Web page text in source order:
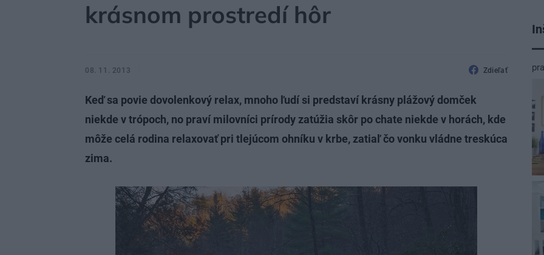
krásnom prostredí hôr
08. 11. 2013 Zdieľať
Keď sa povie dovolenkový relax, mnoho ľudí si predstaví krásny plážový domček
niekde v trópoch, no praví milovníci prírody zatúžia skôr po chate niekde v horách, kde
môže celá rodina relaxovať pri tlejúcom ohníku v krbe, zatiaľ čo vonku vládne treskúca
zima.